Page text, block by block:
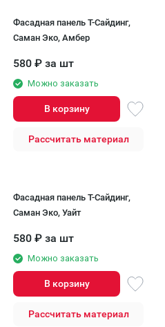
Фасадная панель T-Сайдинг,
Саман Эко, Амбер
580 ₽ за шт
Можно заказать
В корзину
Рассчитать материал
Фасадная панель T-Сайдинг,
Саман Эко, Уайт
580 ₽ за шт
Можно заказать
В корзину
Рассчитать материал